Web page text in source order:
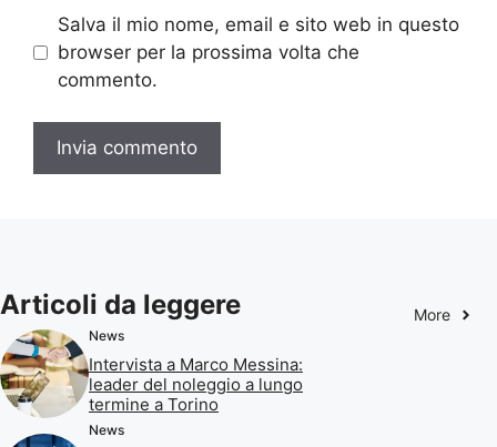
Salva il mio nome, email e sito web in questo
browser per la prossima volta che
commento.
Articoli da leggere More
News
Intervista a Marco Messina:
leader del noleggio a lungo
termine a Torino
News